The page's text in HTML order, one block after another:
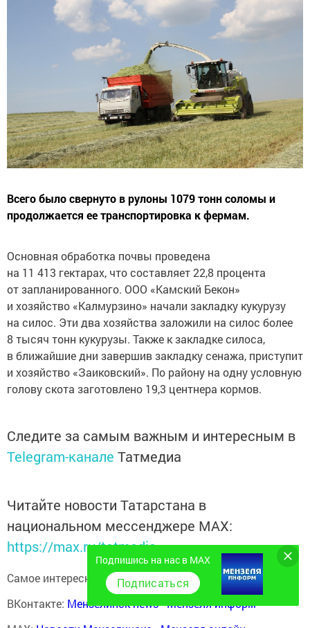
Всего было свернуто в рулоны 1079 тонн соломы и
продолжается ее транспортировка к фермам.
Основная обработка почвы проведена
на 11 413 гектарах, что составляет 22,8 процента
от запланированного. ООО «Камский Бекон»
и хозяйство «Калмурзино» начали закладку кукурузу
на силос. Эти два хозяйства заложили на силос более
8 тысяч тонн кукурузы. Также к закладке силоса,
в ближайшие дни завершив закладку сенажа, приступит
и хозяйство «Заиковский». По району на одну условную
голову скота заготовлено 19,3 центнера кормов.
Следите за самым важным и интересным в
Telegram-канале Татмедиа
Читайте новости Татарстана в
национальном мессенджере MАХ:
https://max.ru/tatmedia
Самое интересное в наших социальных сетях:
ВКонтакте: Мензелинск news - Мензеля-информ
Подпишись на нас в MAX
Подписаться